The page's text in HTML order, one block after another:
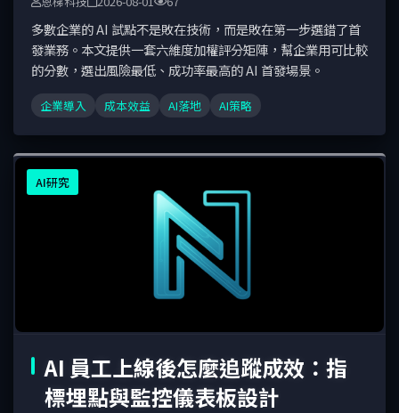
多數企業的 AI 試點不是敗在技術，而是敗在第一步選錯了首
發業務。本文提供一套六維度加權評分矩陣，幫企業用可比較
的分數，選出風險最低、成功率最高的 AI 首發場景。
企業導入 成本效益 AI落地 AI策略
AI研究
AI 員工上線後怎麼追蹤成效：指
標埋點與監控儀表板設計